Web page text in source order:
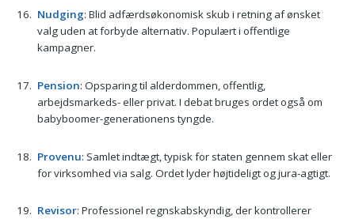
Nudging: Blid adfærdsøkonomisk skub i retning af ønsket
valg uden at forbyde alternativ. Populært i offentlige
kampagner.
Pension: Opsparing til alderdommen, offentlig,
arbejdsmarkeds- eller privat. I debat bruges ordet også om
babyboomer-generationens tyngde.
Provenu: Samlet indtægt, typisk for staten gennem skat eller
for virksomhed via salg. Ordet lyder højtideligt og jura-agtigt.
Revisor: Professionel regnskabskyndig, der kontrollerer